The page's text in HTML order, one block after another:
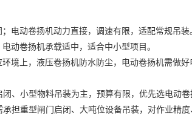
电动卷扬机动力直接，调速有限，适配常规吊装
电动卷扬机承载适中，适合中小型项目。
境上， 液压卷扬机防水防尘， 电动卷扬机需做好
、小型物料吊装为主，预算有限，优先选电动
承担重型闸门启闭、大吨位设备吊装，对作业精